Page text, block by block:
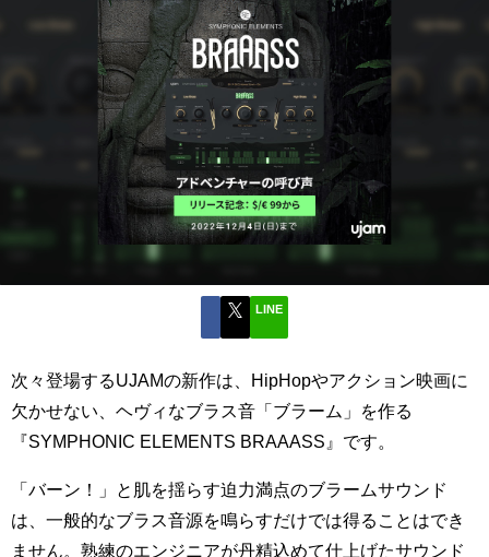
LINE
次々登場するUJAMの新作は、HipHopやアクション映画に
欠かせない、ヘヴィなブラス音「ブラーム」を作る
『SYMPHONIC ELEMENTS BRAAASS』です。
「バーン！」と肌を揺らす迫力満点のブラームサウンド
は、一般的なブラス音源を鳴らすだけでは得ることはでき
ません。熟練のエンジニアが丹精込めて仕上げたサウンド